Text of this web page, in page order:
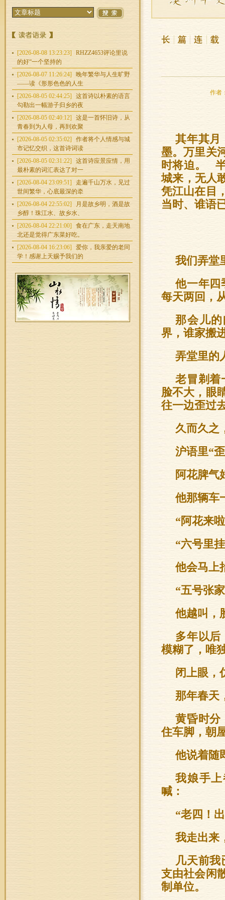
[2026-08-08 13:23:23]
RHZZ4653评论里说
的好“一个坚持的
[2026-08-07 11:26:24]
晚年繁华与人生旷野
——读《形形色色的人生
[2026-08-05 02:44:25]
这首诗以朴素的语言
勾勒出一幅游子归乡的夜
[2026-08-05 02:40:12]
这是一首怀旧诗，从
青春到为人母，再到欢聚
[2026-08-05 02:35:02]
作者将个人情感与城
市记忆交织，这首诗词读
[2026-08-05 02:31:22]
这首诗应景应情，用
最朴素的词汇表达了对一
[2026-08-04 23:09:51]
走遍千山万水，见过
世间繁华，心底最深的牵
[2026-08-04 22:55:02]
月是故乡明，酒是故
乡醇！珠江水、故乡水、
[2026-08-04 22:21:00]
食在广东，走天南地
北还是觉得广东菜好吃。
[2026-08-04 16:23:06]
爱你，我亲爱的老同
学！感谢上天赐予我们的
作者
其年其月
墨。万里关
时将迫。
城来，无人
凭江山在目
当时、谁语
我们弄堂
他一年四
每天两回，
那会儿
界，谁家搬
弄堂里的
老冒剃着
脸不大，眼
往一边歪过
久而久之
沪语里“
阿花脾气
他那辆车
“阿花来
“六号里
他会马上
“五号张
他越叫，
多年以后
模糊了，唯
闭上眼，
那年春天
黄昏时分
住车脚，朝
他说着随
我娘手
喊：
“老四！
我走出来
几天前我
支由社会闲
制单位。